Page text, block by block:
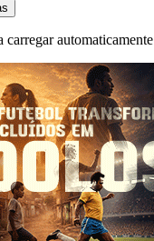
automaticamente